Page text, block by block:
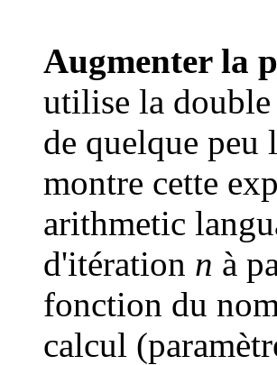
Augmenter la
utilise la
de quelque peu
montre cette
arithmetic
d'itération n à
fonction du
calcul